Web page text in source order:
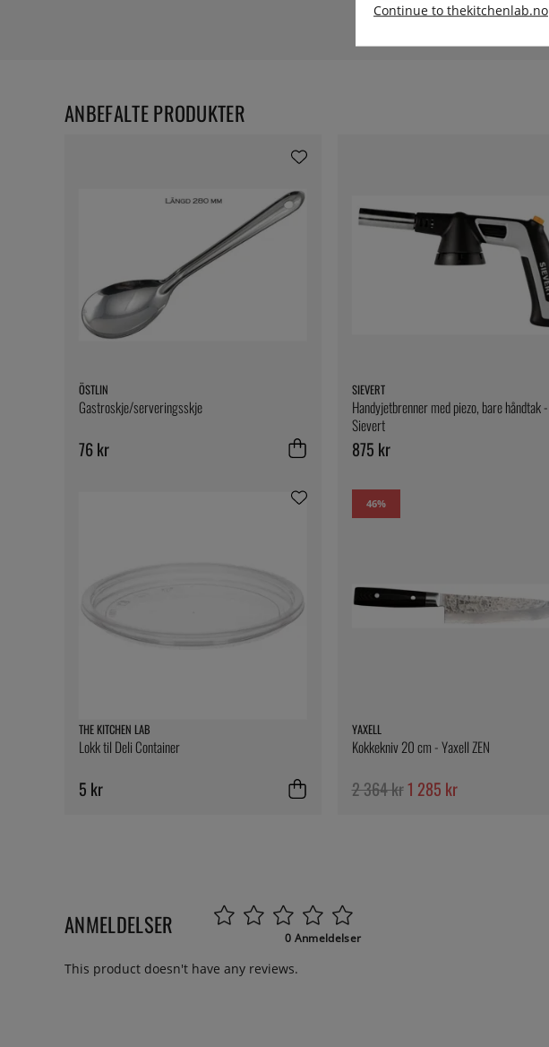
ÖSTLIN
Gastroskje/serveringsskje
76 kr
SIEVERT
Handyjetbrenner med piezo, bare håndtak -
Sievert
875 kr
THE KITCHEN LAB
Lokk til Deli Container
5 kr
46%
YAXELL
Kokkekniv 20 cm - Yaxell ZEN
2 364 kr1 285 kr
ANBEFALTE PRODUKTER
ANMELDELSER 0 Anmeldelser
This product doesn't have any reviews.
Continue to thekitchenlab.no